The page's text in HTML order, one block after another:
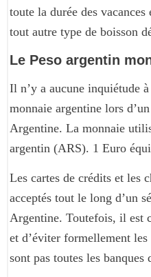
toute la durée des
tout autre type de boisson
Le Peso argentin
Il n’y a aucune inquiétude
monnaie argentine lors
Argentine. La monnaie
argentin (ARS). 1 Euro
Les cartes de crédits et les
acceptés tout le long d’un
Argentine. Toutefois, il est
et d’éviter formellement les
sont pas toutes les banques